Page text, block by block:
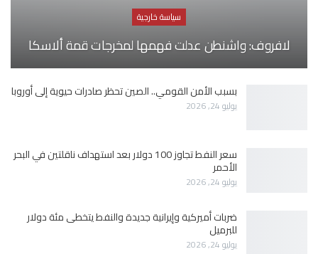
سياسة خارجية
لافروف: واشنطن عدلت فهمها لمخرجات قمة ألاسكا
بسبب الأمن القومي.. الصين تحظر صادرات حيوية إلى أوروبا
يوليو 24, 2026
سعر النفط تجاوز 100 دولار بعد استهداف ناقلتين في البحر
الأحمر
يوليو 24, 2026
ضربات أميركية وإيرانية جديدة والنفط يتخطى مئة دولار
للبرميل
يوليو 24, 2026